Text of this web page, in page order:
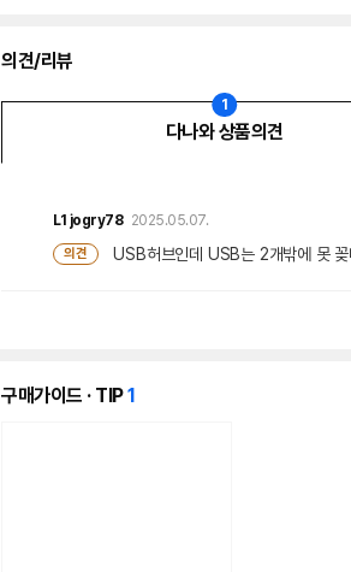
의견/리뷰
다나와 상품의견
1
L1 jogry78 2025.05.07.
의견 USB허브인데 USB는 2개밖에 못
구매가이드 · TIP1개